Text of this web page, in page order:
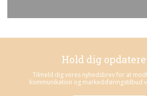
Hold dig
Tilmeld dig vores nyhedsbrev for at
kommunikation og markedsføringstilbud